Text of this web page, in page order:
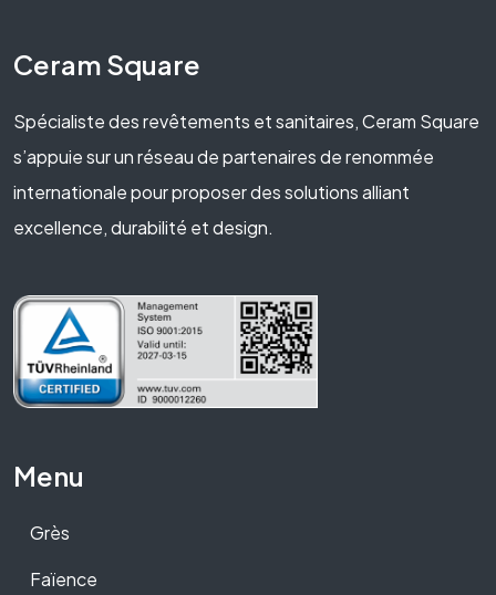
Ceram Square
Spécialiste des revêtements et sanitaires, Ceram Square
s’appuie sur un réseau de partenaires de renommée
internationale pour proposer des solutions alliant
excellence, durabilité et design.
Menu
Grès
Faïence